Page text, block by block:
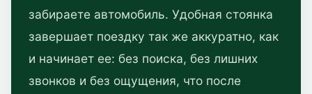
забираете автомобиль. Удобная стоянка
завершает поездку так же аккуратно, как
и начинает ее: без поиска, без лишних
звонков и без ощущения, что после